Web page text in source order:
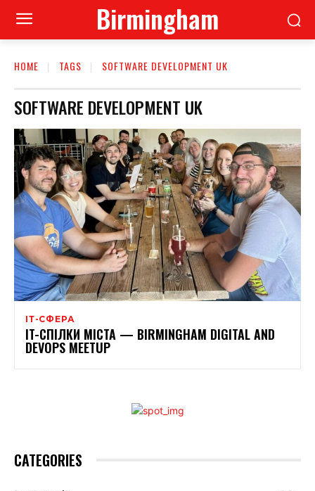
Birmingham
HOME TAGS SOFTWARE DEVELOPMENT UK
SOFTWARE DEVELOPMENT UK
ІТ-СФЕРА
IT-СПІЛКИ МІСТА — BIRMINGHAM DIGITAL AND
DEVOPS MEETUP
CATEGORIES